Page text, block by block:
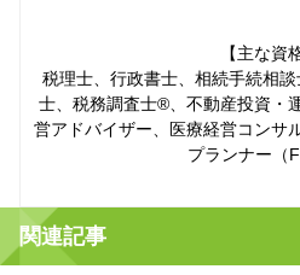
【主な資
税理士、行政書士、相続手続相談
士、税務調査士®、不動産投資・
営アドバイザー、医療経営コンサ
プランナー（
関連記事